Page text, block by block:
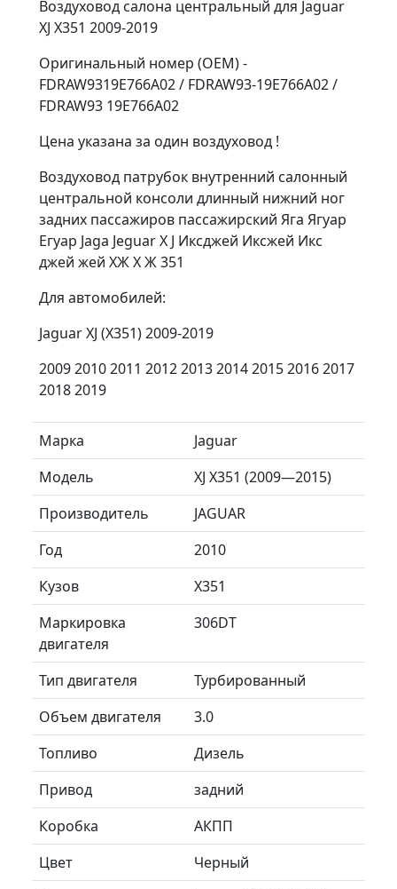
Воздуховод салона центральный для Jaguar
XJ X351 2009-2019
Оригинальный номер (OEM) -
FDRAW9319E766A02 / FDRAW93-19E766A02 /
FDRAW93 19E766A02
Цена указана за один воздуховод !
Воздуховод патрубок внутренний салонный
центральной консоли длинный нижний ног
задних пассажиров пассажирский Яга Ягуар
Егуар Jaga Jeguar X J Иксджей Иксжей Икс
джей жей ХЖ Х Ж 351
Для автомобилей:
Jaguar XJ (X351) 2009-2019
2009 2010 2011 2012 2013 2014 2015 2016 2017
2018 2019
Марка
Jaguar
Модель
XJ X351 (2009—2015)
Производитель
JAGUAR
Год
2010
Кузов
X351
Маркировка
двигателя
306DT
Тип двигателя
Турбированный
Объем двигателя
3.0
Топливо
Дизель
Привод
задний
Коробка
АКПП
Цвет
Черный